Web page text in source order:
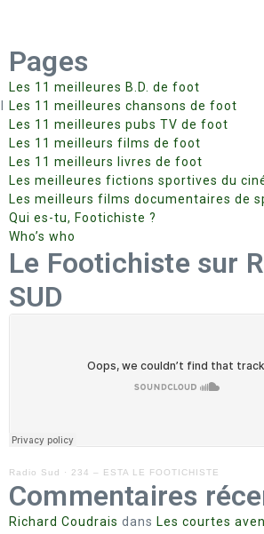
Pages
Les 11 meilleures B.D. de foot
Les 11 meilleures chansons de foot
Les 11 meilleures pubs TV de foot
Les 11 meilleurs films de foot
Les 11 meilleurs livres de foot
Les meilleures fictions sportives du
Les meilleurs films documentaires de
Qui es-tu, Footichiste ?
Who’s who
Le Footichiste sur
SUD
Radio Sud · 234 – ESTA LE FOOTICHISTE
Commentaires
Richard Coudrais dans Les courtes